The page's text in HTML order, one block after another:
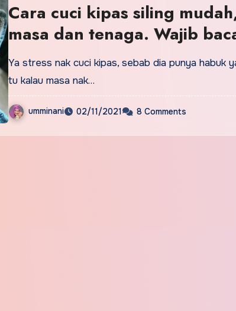
Cara cuci kipas siling
masa dan tenaga. Wajib
Ya stress nak cuci kipas, sebab dia punya habuk
tu kalau masa nak…
umminani 02/11/2021 8 Comments